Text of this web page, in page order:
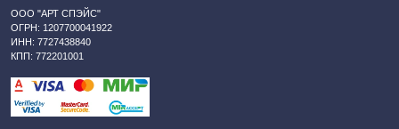
ООО "АРТ СПЭЙС"
ОГРН: 1207700041922
ИНН: 7727438840
КПП: 772201001